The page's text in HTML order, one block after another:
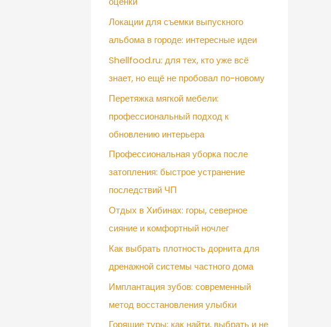
Локации для съемки выпускного
альбома в городе: интересные идеи
Shellfood.ru: для тех, кто уже всё
знает, но ещё не пробовал по-новому
Перетяжка мягкой мебели:
профессиональный подход к
обновлению интерьера
Профессиональная уборка после
затопления: быстрое устранение
последствий ЧП
Отдых в Хибинах: горы, северное
сияние и комфортный ночлег
Как выбрать плотность дорнита для
дренажной системы частного дома
Имплантация зубов: современный
метод восстановления улыбки
Горящие туры: как найти, выбрать и не